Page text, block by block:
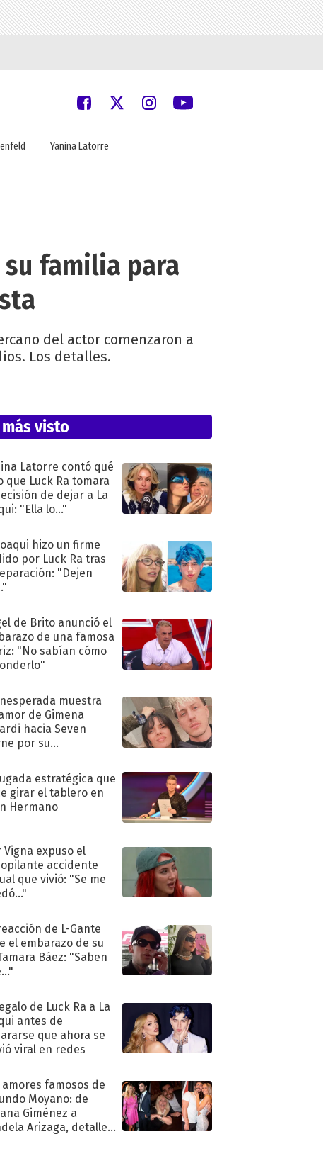
Yanina Latorre
su familia para
del actor comenzaron a
Los detalles.
más visto
Latorre contó qué
que Luck Ra tomara
de dejar a La
"Ella lo..."
hizo un firme
por Luck Ra tras
"Dejen
de Brito anunció el
de una famosa
"No sabían cómo
muestra
de Gimena
hacia Seven
por su
estratégica que
girar el tablero en
Hermano
Vigna expuso el
accidente
que vivió: "Se me
de L-Gante
el embarazo de su
Báez: "Saben
de Luck Ra a La
antes de
que ahora se
viral en redes
amores famosos de
Moyano: de
Giménez a
Arizaga, detalles